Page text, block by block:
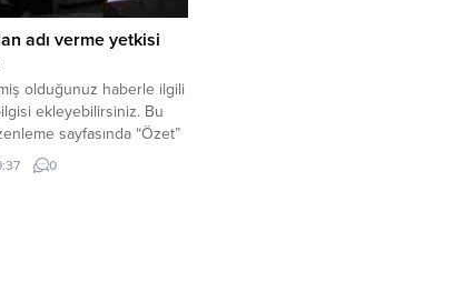
adı verme yetkisi
olduğunuz haberle ilgili
ekleyebilirsiniz. Bu
sayfasında “Özet”
Özet
altında kalın olarak bu
0